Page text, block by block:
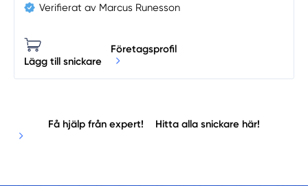
Verifierat av Marcus Runesson
Lägg till snickare
Företagsprofil
Få hjälp från expert! Hitta alla snickare här!